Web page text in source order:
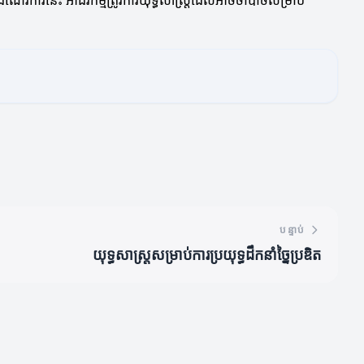
បន្ទាប់
យុទ្ធសាស្ត្រសម្រាប់ការប្រយុទ្ធដឹកនាំច្នៃប្រឌិត